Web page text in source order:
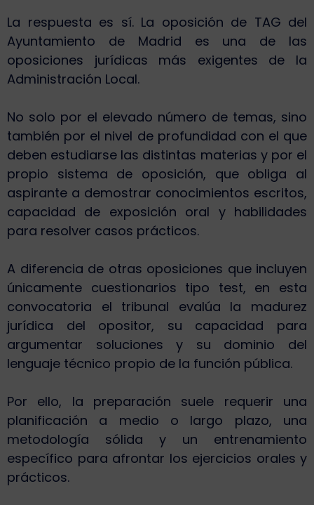
La respuesta es sí. La oposición de TAG del
Ayuntamiento de Madrid es una de las
oposiciones jurídicas más exigentes de la
Administración Local.
No solo por el elevado número de temas, sino
también por el nivel de profundidad con el que
deben estudiarse las distintas materias y por el
propio sistema de oposición, que obliga al
aspirante a demostrar conocimientos escritos,
capacidad de exposición oral y habilidades
para resolver casos prácticos.
A diferencia de otras oposiciones que incluyen
únicamente cuestionarios tipo test, en esta
convocatoria el tribunal evalúa la madurez
jurídica del opositor, su capacidad para
argumentar soluciones y su dominio del
lenguaje técnico propio de la función pública.
Por ello, la preparación suele requerir una
planificación a medio o largo plazo, una
metodología sólida y un entrenamiento
específico para afrontar los ejercicios orales y
prácticos.